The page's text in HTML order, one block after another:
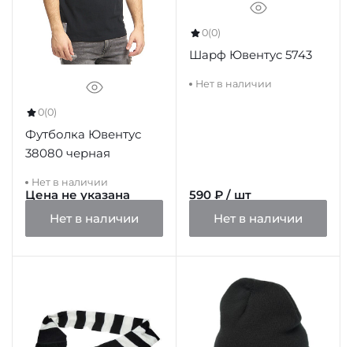
0(0)
Футболка Ювентус
38080 черная
Нет в наличии
Цена не указана
Нет в наличии
0(0)
Шарф Ювентус 5743
Нет в наличии
590 ₽ / шт
Нет в наличии